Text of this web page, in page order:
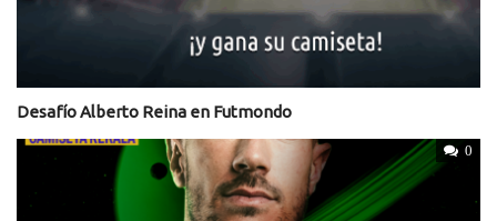
Desafío Alberto Reina en Futmondo
0